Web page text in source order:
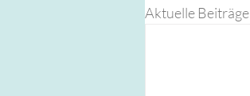
Aktuelle Beiträge